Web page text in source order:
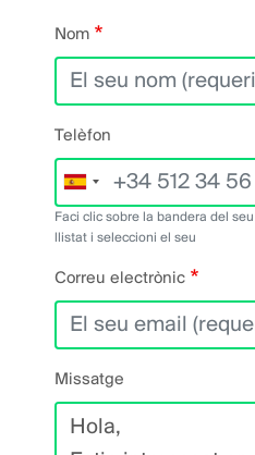
Nom
Telèfon
Faci clic sobre la bandera del
llistat i seleccioni el seu
Correu electrònic
Missatge